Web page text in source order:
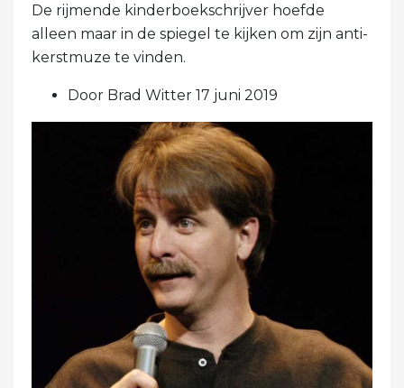
De rijmende kinderboekschrijver hoefde
alleen maar in de spiegel te kijken om zijn anti-
kerstmuze te vinden.
Door Brad Witter 17 juni 2019